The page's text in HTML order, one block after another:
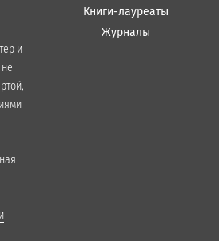
и
Книги-лауреаты
Журналы